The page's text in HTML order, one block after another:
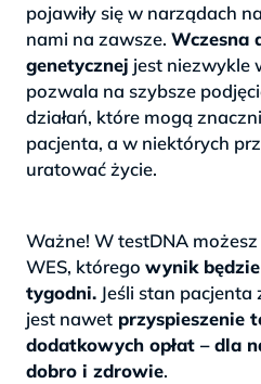
pojawiły się w narządach
nami na zawsze. Wczesna
genetycznej jest niezwykle
pozwala na szybsze
działań, które mogą
pacjenta, a w niektórych
uratować życie.
Ważne! W testDNA
WES, którego wynik
tygodni. Jeśli stan
jest nawet przyspieszenie
dodatkowych opłat – dla
dobro i zdrowie.